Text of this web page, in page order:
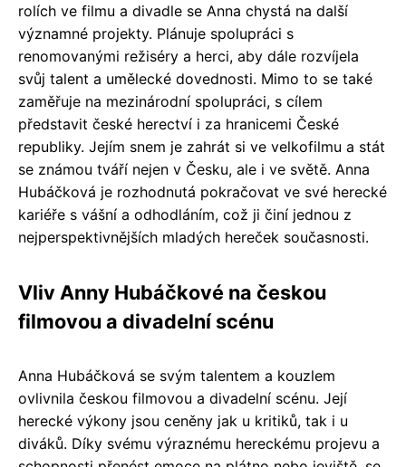
rolích ve filmu a divadle se Anna chystá na další
významné projekty. Plánuje spolupráci s
renomovanými režiséry a herci, aby dále rozvíjela
svůj talent a umělecké dovednosti. Mimo to se také
zaměřuje na mezinárodní spolupráci, s cílem
představit české herectví i za hranicemi České
republiky. Jejím snem je zahrát si ve velkofilmu a stát
se známou tváří nejen v Česku, ale i ve světě. Anna
Hubáčková je rozhodnutá pokračovat ve své herecké
kariéře s vášní a odhodláním, což ji činí jednou z
nejperspektivnějších mladých hereček současnosti.
Vliv Anny Hubáčkové na českou
filmovou a divadelní scénu
Anna Hubáčková se svým talentem a kouzlem
ovlivnila českou filmovou a divadelní scénu. Její
herecké výkony jsou ceněny jak u kritiků, tak i u
diváků. Díky svému výraznému hereckému projevu a